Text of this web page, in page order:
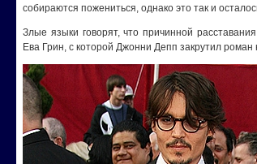
собираются пожениться, однако это так и
Злые языки говорят, что причинной
Ева Грин, с которой Джонни Депп закрутил